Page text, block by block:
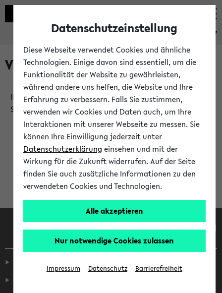
eKVV
Verlauf
Ihr Verlauf ist leer. Er wird sich im Verlauf Ihrer eKVV
Sitzung füllen.
Datenschutzeinstellung
Diese Webseite verwendet Cookies und ähnliche
Technologien. Einige davon sind essentiell, um die
Funktionalität der Website zu gewährleisten,
während andere uns helfen, die Website und Ihre
Erfahrung zu verbessern. Falls Sie zustimmen,
verwenden wir Cookies und Daten auch, um Ihre
Interaktionen mit unserer Webseite zu messen. Sie
können Ihre Einwilligung jederzeit unter
Datenschutzerklärung einsehen und mit der
Wirkung für die Zukunft widerrufen. Auf der Seite
finden Sie auch zusätzliche Informationen zu den
verwendeten Cookies und Technologien.
Alle akzeptieren
Nur notwendige Cookies zulassen
Impressum Datenschutz Barrierefreiheit